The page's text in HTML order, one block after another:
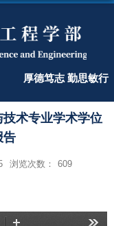
厚德笃志 勤思敏行
技术专业学术学位
告
浏览次数： 609